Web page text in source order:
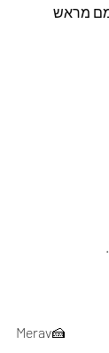
מראש
Merav🍰